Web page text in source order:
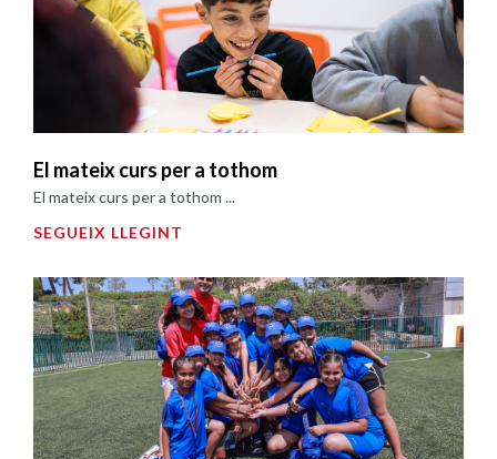
El mateix curs per a tothom
El mateix curs per a tothom ...
SEGUEIX LLEGINT